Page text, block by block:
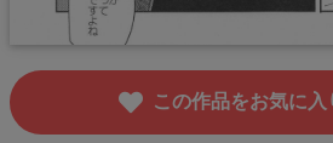
この作品をお気に入